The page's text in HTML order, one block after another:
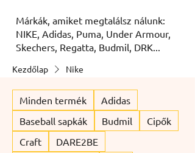
Márkák, amiket megtalálsz nálunk:
NIKE, Adidas, Puma, Under Armour,
Skechers, Regatta, Budmil, DRK...
Kezdőlap Nike
Minden termék
Adidas
Baseball sapkák
Budmil
Cipők
Craft
DARE2BE